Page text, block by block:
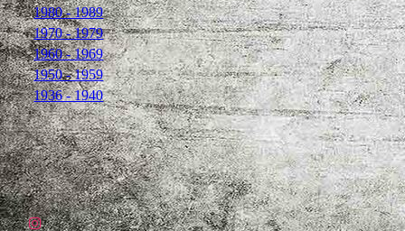
1980 - 1989
1970 - 1979
1960 - 1969
1950 - 1959
1936 - 1940